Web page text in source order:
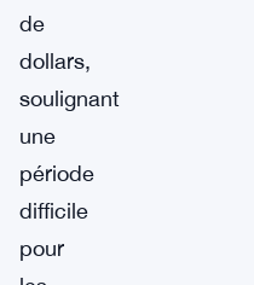
de
dollars,
soulignant
une
période
difficile
pour